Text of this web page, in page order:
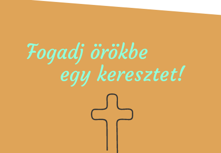
Fogadj örökbe
egy keresztet!